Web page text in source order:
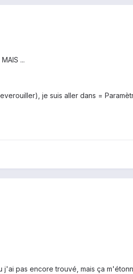
...
je suis aller dans =
pas encore trouvé, mais ça